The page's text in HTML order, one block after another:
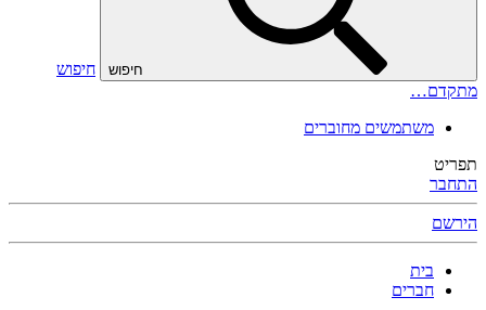
חיפוש
חיפוש
מתקדם…
משתמשים מחוברים
תפריט
התחבר
הירשם
בית
חברים